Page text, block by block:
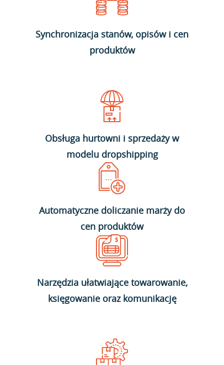
Synchronizacja stanów, opisów i cen
produktów
Obsługa hurtowni i sprzedaży w
modelu dropshipping
Automatyczne doliczanie marży do
cen produktów
Narzędzia ułatwiające towarowanie,
księgowanie oraz komunikację